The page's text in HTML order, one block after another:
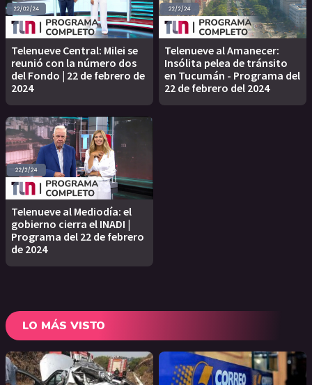
Telenueve Central: Milei se
reunió con la número dos
del Fondo | 22 de febrero de
2024
Telenueve al Amanecer:
Insólita pelea de tránsito
en Tucumán - Programa del
22 de febrero del 2024
Telenueve al Mediodía: el
gobierno cierra el INADI |
Programa del 22 de febrero
de 2024
LO MÁS VISTO